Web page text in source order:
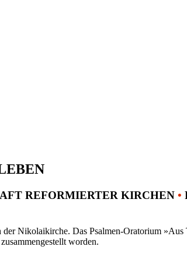
REFORMIERTER KIRCHEN •
Nikolaikirche. Das Psalmen-Oratorium
worden.